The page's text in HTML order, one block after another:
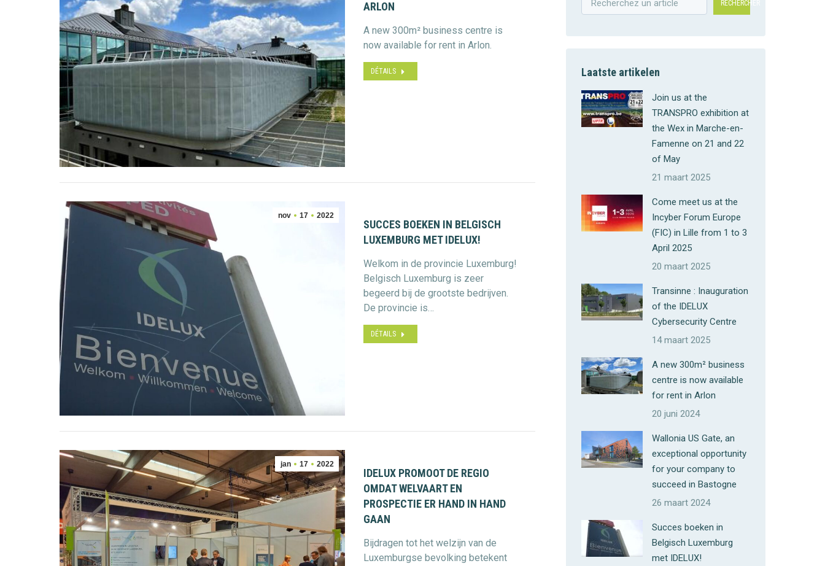
ARLON
A new 300m² business centre is
now available for rent in Arlon.
DÉTAILS
nov 17 2022
SUCCES BOEKEN IN BELGISCH
LUXEMBURG MET IDELUX!
Welkom in de provincie Luxemburg!
Belgisch Luxemburg is zeer
begeerd bij de grootste bedrijven.
De provincie is…
DÉTAILS
jan 17 2022
IDELUX PROMOOT DE REGIO
OMDAT WELVAART EN
PROSPECTIE ER HAND IN HAND
GAAN
Bijdragen tot het welzijn van de
Luxemburgse bevolking betekent
RECHERCHER
Laatste artikelen
Join us at the
TRANSPRO exhibition at
the Wex in Marche-en-
Famenne on 21 and 22
of May
21 maart 2025
Come meet us at the
Incyber Forum Europe
(FIC) in Lille from 1 to 3
April 2025
20 maart 2025
Transinne : Inauguration
of the IDELUX
Cybersecurity Centre
14 maart 2025
A new 300m² business
centre is now available
for rent in Arlon
20 juni 2024
Wallonia US Gate, an
exceptional opportunity
for your company to
succeed in Bastogne
26 maart 2024
Succes boeken in
Belgisch Luxemburg
met IDELUX!